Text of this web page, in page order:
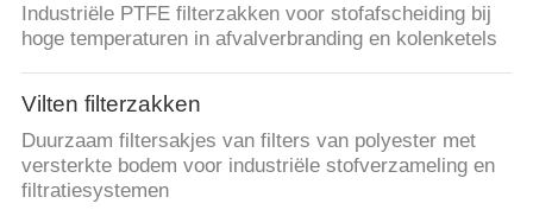
Industriële PTFE filterzakken voor stofafscheiding bij
hoge temperaturen in afvalverbranding en kolenketels
Vilten filterzakken
Duurzaam filtersakjes van filters van polyester met
versterkte bodem voor industriële stofverzameling en
filtratiesystemen